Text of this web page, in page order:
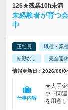
126★残業10h未満
未経験者が育つ
中
正社員 職種・業
転勤なし 完全週
情報更新日：2026/08/
仕事内容
★大手企
ウド関
を用意し